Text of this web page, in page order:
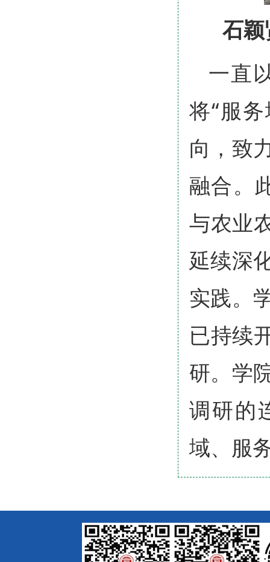
石
一直
将“服
向，致
融合。
与农业
延续深
实践。
已持续
研。学
调研的
域、服